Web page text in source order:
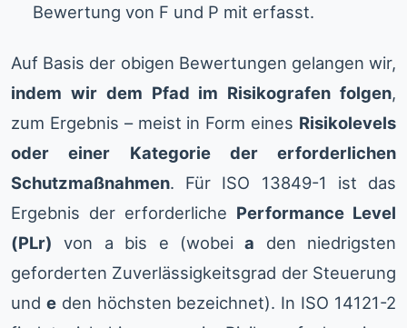
Bewertung von F und P mit erfasst.
Auf Basis der obigen Bewertungen gelangen wir,
indem wir dem Pfad im Risikografen folgen,
zum Ergebnis – meist in Form eines Risikolevels
oder einer Kategorie der erforderlichen
Schutzmaßnahmen. Für ISO 13849-1 ist das
Ergebnis der erforderliche Performance Level
(PLr) von a bis e (wobeia den niedrigsten
geforderten Zuverlässigkeitsgrad der Steuerung
und eden höchsten bezeichnet). In ISO 14121-2